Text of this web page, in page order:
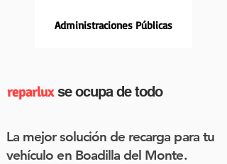
Administraciones Públicas
reparluxse ocupa de todo
La mejor solución de recarga para tu
vehículo en Boadilla del Monte.